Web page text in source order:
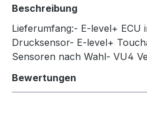
Beschreibung
Lieferumfang:- E-level+ ECU
Drucksensor- E-level+
Sensoren nach Wahl- VU4
Bewertungen